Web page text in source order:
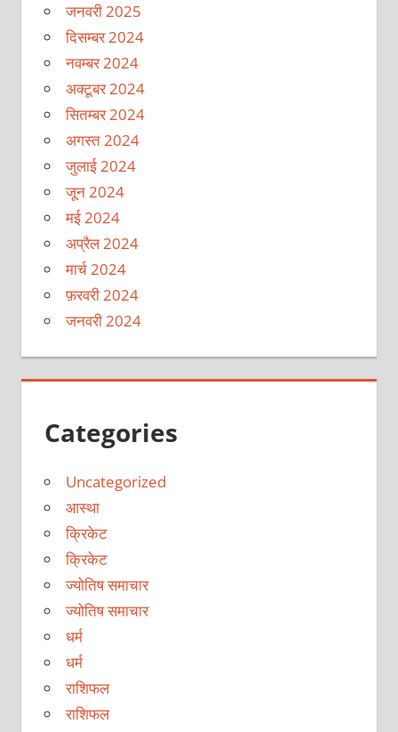
जनवरी 2025
दिसम्बर 2024
नवम्बर 2024
अक्टूबर 2024
सितम्बर 2024
अगस्त 2024
जुलाई 2024
जून 2024
मई 2024
अप्रैल 2024
मार्च 2024
फ़रवरी 2024
जनवरी 2024
Categories
Uncategorized
आस्था
क्रिकेट
क्रिकेट
ज्योतिष समाचार
ज्योतिष समाचार
धर्म
धर्म
राशिफल
राशिफल